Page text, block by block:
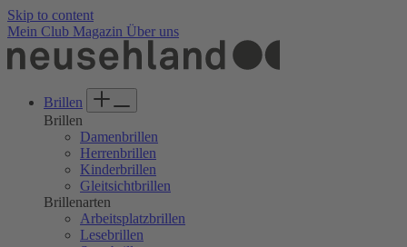
Skip to content
Mein Club Magazin Über uns
Brillen
Brillen
Damenbrillen
Herrenbrillen
Kinderbrillen
Gleitsichtbrillen
Brillenarten
Arbeitsplatzbrillen
Lesebrillen